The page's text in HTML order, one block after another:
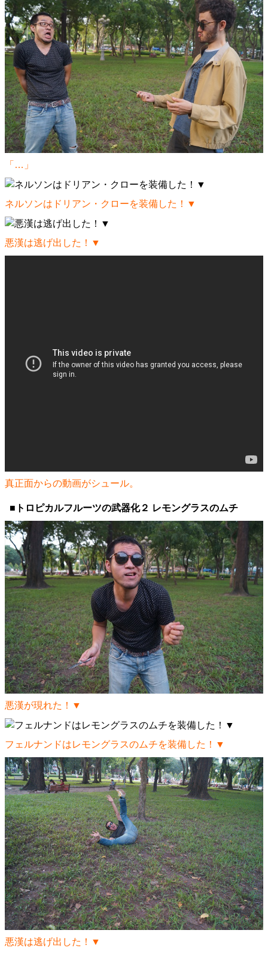
「…」
ネルソンはドリアン・クローを装備した！▼
悪漢は逃げ出した！▼
真正面からの動画がシュール。
■トロピカルフルーツの武器化２ レモングラスのムチ
悪漢が現れた！▼
フェルナンドはレモングラスのムチを装備した！▼
悪漢は逃げ出した！▼